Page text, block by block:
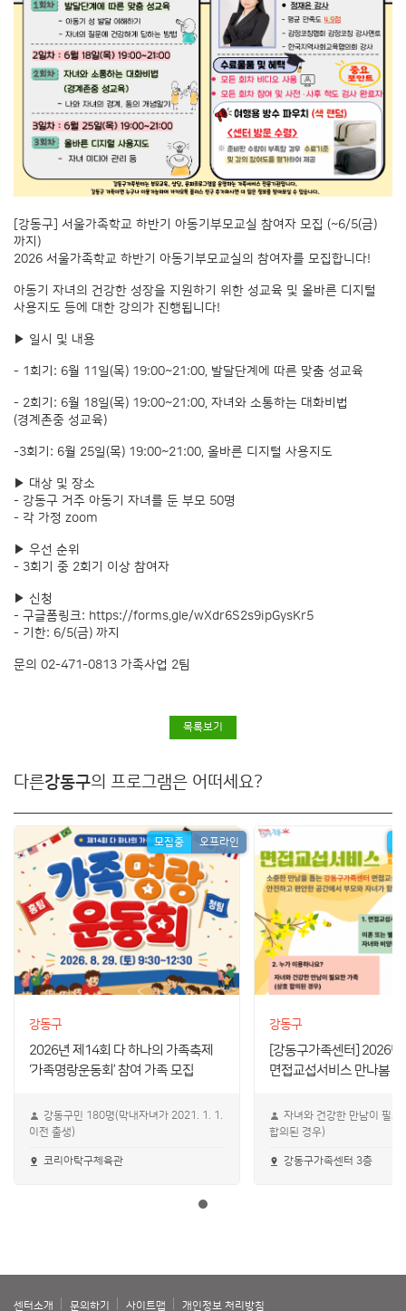
[강동구] 서울가족학교 하반기 아동기부모교실 참여자 모집 (~6/5(금)
까지)
2026 서울가족학교 하반기 아동기부모교실의 참여자를 모집합니다!
아동기 자녀의 건강한 성장을 지원하기 위한 성교육 및 올바른 디지털
사용지도 등에 대한 강의가 진행됩니다!
▶ 일시 및 내용
- 1회기: 6월 11일(목) 19:00~21:00, 발달단계에 따른 맞춤 성교육
- 2회기: 6월 18일(목) 19:00~21:00, 자녀와 소통하는 대화비법
(경계존중 성교육)
-3회기: 6월 25일(목) 19:00~21:00, 올바른 디지털 사용지도
▶ 대상 및 장소
- 강동구 거주 아동기 자녀를 둔 부모 50명
- 각 가정 zoom
▶ 우선 순위
- 3회기 중 2회기 이상 참여자
▶ 신청
- 구글폼링크: https://forms.gle/wXdr6S2s9ipGysKr5
- 기한: 6/5(금) 까지
문의 02-471-0813 가족사업 2팀
목록보기
다른강동구의 프로그램은 어떠세요?
모집중 오프라인
강동구
2026년 제14회 다 하나의 가족축제
‘가족명랑운동회’ 참여 가족 모집
강동구민 180명(막내자녀가 2021. 1. 1.
이전 출생)
코리아탁구체육관
강동구
[강동구가족센터] 2026년
면접교섭서비스 만나봄
자녀와 건강한 만남이 필요
합의된 경우)
강동구가족센터 3층
센터소개 문의하기 사이트맵 개인정보 처리방침